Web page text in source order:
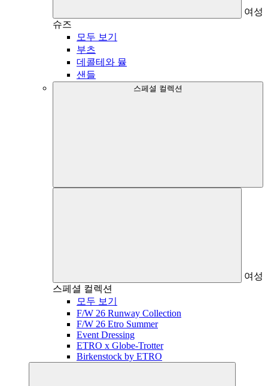
여성
슈즈
모두 보기
부츠
데콜테와 뮬
샌들
스페셜 컬렉션
여성
스페셜 컬렉션
모두 보기
F/W 26 Runway Collection
F/W 26 Etro Summer
Event Dressing
ETRO x Globe-Trotter
Birkenstock by ETRO